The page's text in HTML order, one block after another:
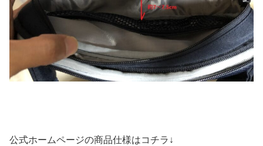
公式ホームページの商品仕様はコチラ↓